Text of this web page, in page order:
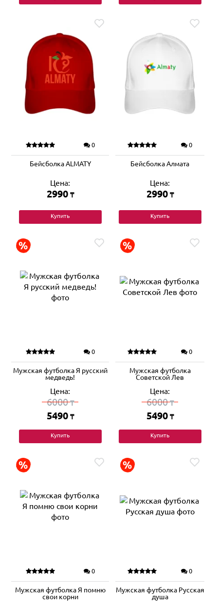
0
Бейсболка ALMATY
Цена:
2990 ₸
Купить
0
Бейсболка Алмата
Цена:
2990 ₸
Купить
0
Мужская футболка Я русский
медведь!
Цена:
6000₸
5490 ₸
Купить
0
Мужская футболка
Советской Лев
Цена:
6000₸
5490 ₸
Купить
0
Мужская футболка Я помню
свои корни
0
Мужская футболка Русская
душа